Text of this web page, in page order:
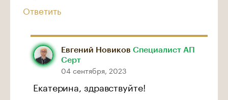
Ответить
Евгений Новиков Специалист АП
Серт
04 сентября, 2023
Екатерина, здравствуйте!